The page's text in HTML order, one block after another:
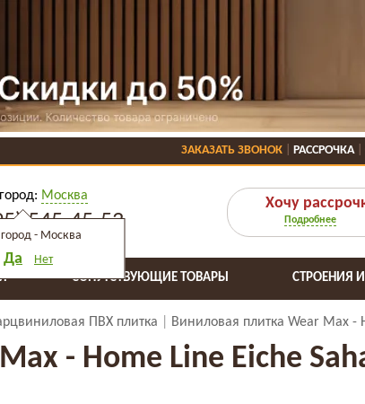
ЗАКАЗАТЬ ЗВОНОК РАССРОЧКА
Москва
- Москва
Да Нет
545-45-53
Хочу
Подробнее
СОПУТСТВУЮЩИЕ ТОВАРЫ СТРОЕНИЯ
ПВХ плитка Виниловая плитка Wear Max -
- Home Line Eiche